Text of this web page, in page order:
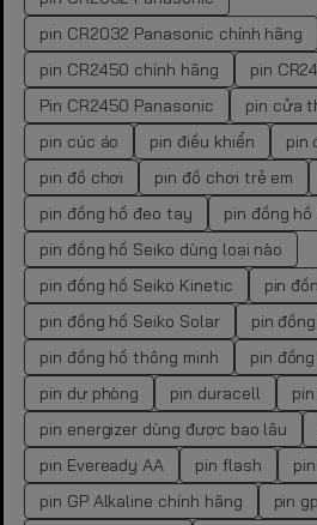
pin CR2032 Panasonic chính hãng
pin CR2450 chính hãng
pin
Pin CR2450 Panasonic
pin cửa
pin cúc áo
pin điều khiển
pin
pin đồ chơi
pin đồ chơi trẻ em
pin đồng hồ đeo tay
pin đồng
pin đồng hồ Seiko dùng loại nào
pin đồng hồ Seiko Kinetic
pin
pin đồng hồ Seiko Solar
pin
pin đồng hồ thông minh
pin
pin dự phòng
pin duracell
pin energizer dùng được bao lâu
pin Eveready AA
pin flash
pin GP Alkaline chính hãng
pin